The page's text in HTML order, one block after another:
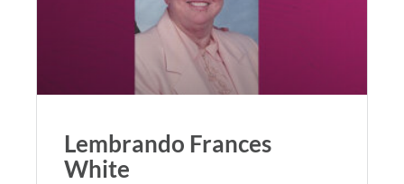
Lembrando Frances
White